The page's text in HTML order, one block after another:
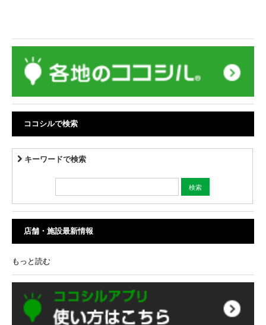
ココシルで検索
キーワードで検索
店舗・施設最新情報
もっと読む